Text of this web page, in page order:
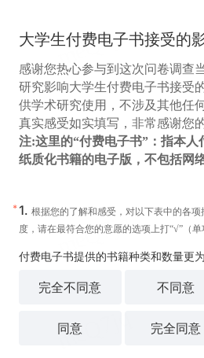
大学生付费电子书接受的
感谢您热心参与到这次问卷调查
研究影响大学生付费电子书接受
供学术研究使用，不涉及其他任
真实感受如实填写，非常感谢您
注:这里的“付费电子书”：指本人
纸质化书籍的电子版，不包括网
* 1. 根据您的了解和感受，对以下表中的各
度，请在最符合您的意愿的选项上打“√”（单
付费电子书提供的书籍种类和数量更
完全不同意 不同意
同意 完全同意